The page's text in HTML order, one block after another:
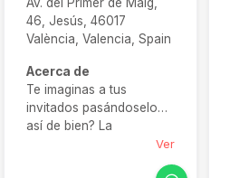
46, Jesús, 46017
València, Valencia, Spain
Acerca de
Te imaginas a tus
invitados pasándoselo
así de bien? La
Ver